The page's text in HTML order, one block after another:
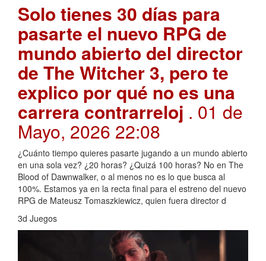
Solo tienes 30 días para
pasarte el nuevo RPG de
mundo abierto del director
de The Witcher 3, pero te
explico por qué no es una
carrera contrarreloj . 01 de
Mayo, 2026 22:08
¿Cuánto tiempo quieres pasarte jugando a un mundo abierto
en una sola vez? ¿20 horas? ¿Quizá 100 horas? No en The
Blood of Dawnwalker, o al menos no es lo que busca al
100%. Estamos ya en la recta final para el estreno del nuevo
RPG de Mateusz Tomaszkiewicz, quien fuera director d
3d Juegos